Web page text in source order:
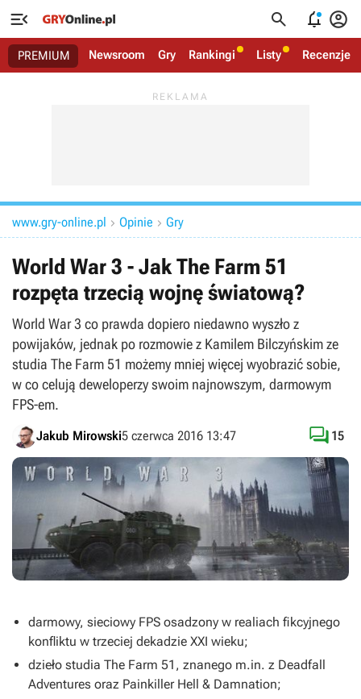
   
PREMIUM Newsroom Gry Rankingi Listy Recenzje
www.gry-online.pl  Opinie  Gry
World War 3 - Jak The Farm 51
rozpęta trzecią wojnę światową?
World War 3 co prawda dopiero niedawno wyszło z
powijaków, jednak po rozmowie z Kamilem Bilczyńskim ze
studia The Farm 51 możemy mniej więcej wyobrazić sobie,
w co celują deweloperzy swoim najnowszym, darmowym
FPS-em.
Jakub Mirowski5 czerwca 2016 13:47  15
darmowy, sieciowy FPS osadzony w realiach fikcyjnego
konfliktu w trzeciej dekadzie XXI wieku;
dzieło studia The Farm 51, znanego m.in. z Deadfall
Adventures oraz Painkiller Hell & Damnation;